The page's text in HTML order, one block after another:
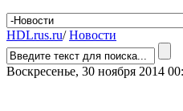
HDLrus.ru/Новости
Воскресенье, 30 ноября 2014